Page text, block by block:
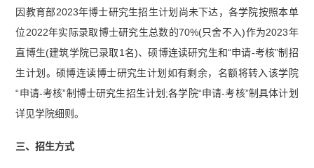
因教育部2023年博士研究生招生计划尚未下达，各学院按照本单
位2022年实际录取博士研究生总数的70%(只舍不入)作为2023年
直博生(建筑学院已录取1名)、硕博连读研究生和“申请-考核”制招
生计划。硕博连读博士研究生计划如有剩余，名额将转入该学院
“申请-考核”制博士研究生招生计划;各学院“申请-考核”制具体计划
详见学院细则。
三、招生方式